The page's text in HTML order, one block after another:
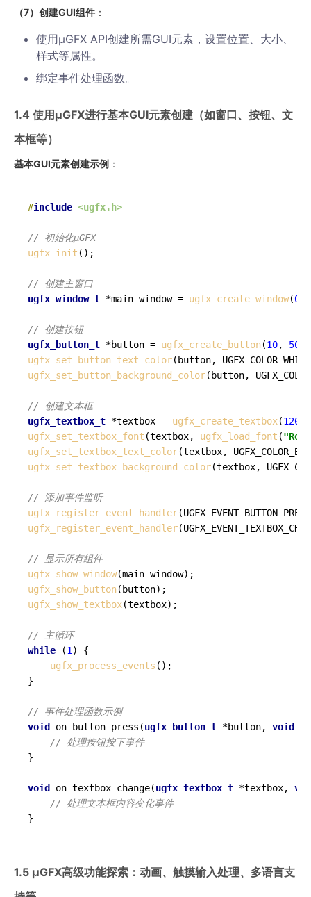
（7）创建GUI组件 ：
使用µGFX API创建所需GUI元素，设置位置、大小、
样式等属性。
绑定事件处理函数。
1.4 使用µGFX进行基本GUI元素创建（如窗口、按钮、文
本框等）
基本GUI元素创建示例 ：
#include <ugfx.h>
// 初始化µGFX
ugfx_init ();
// 创建主窗口
ugfx_window_t *main_window = ugfx_create_window(0
// 创建按钮
ugfx_button_t *button = ugfx_create_button(10, 50
ugfx_set_button_text_color
ugfx_set_button_background_color(button,
// 创建文本框
ugfx_textbox_t *textbox = ugfx_create_textbox(120
ugfx_set_textbox_font (textbox, ugfx_load_font (
ugfx_set_textbox_text_color
ugfx_set_textbox_background_color(textbox,
// 添加事件监听
ugfx_register_event_handler
ugfx_register_event_handler
// 显示所有组件
ugfx_show_window
ugfx_show_button
ugfx_show_textbox(textbox);
// 主循环
while (1 ) {
ugfx_process_events ();
}
// 事件处理函数示例
void
on_button_press (ugfx_button_t *button, void
// 处理按钮按下事件
}
void on_textbox_change(ugfx_textbox_t *textbox,
// 处理文本框内容变化事件
}
1.5 µGFX高级功能探索：动画、触摸输入处理、多语言支